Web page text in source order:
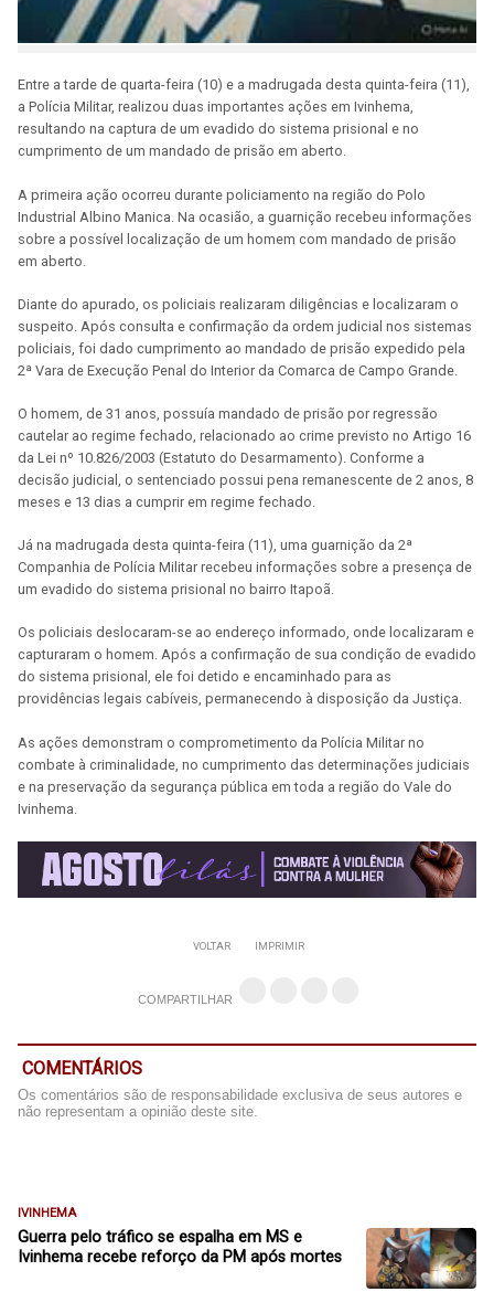
Entre a tarde de quarta-feira (10) e a madrugada desta quinta-feira (11),
a Polícia Militar, realizou duas importantes ações em Ivinhema,
resultando na captura de um evadido do sistema prisional e no
cumprimento de um mandado de prisão em aberto.
A primeira ação ocorreu durante policiamento na região do Polo
Industrial Albino Manica. Na ocasião, a guarnição recebeu informações
sobre a possível localização de um homem com mandado de prisão
em aberto.
Diante do apurado, os policiais realizaram diligências e localizaram o
suspeito. Após consulta e confirmação da ordem judicial nos sistemas
policiais, foi dado cumprimento ao mandado de prisão expedido pela
2ª Vara de Execução Penal do Interior da Comarca de Campo Grande.
O homem, de 31 anos, possuía mandado de prisão por regressão
cautelar ao regime fechado, relacionado ao crime previsto no Artigo 16
da Lei nº 10.826/2003 (Estatuto do Desarmamento). Conforme a
decisão judicial, o sentenciado possui pena remanescente de 2 anos, 8
meses e 13 dias a cumprir em regime fechado.
Já na madrugada desta quinta-feira (11), uma guarnição da 2ª
Companhia de Polícia Militar recebeu informações sobre a presença de
um evadido do sistema prisional no bairro Itapoã.
Os policiais deslocaram-se ao endereço informado, onde localizaram e
capturaram o homem. Após a confirmação de sua condição de evadido
do sistema prisional, ele foi detido e encaminhado para as
providências legais cabíveis, permanecendo à disposição da Justiça.
As ações demonstram o comprometimento da Polícia Militar no
combate à criminalidade, no cumprimento das determinações judiciais
e na preservação da segurança pública em toda a região do Vale do
Ivinhema.
VOLTAR IMPRIMIR
COMPARTILHAR
COMENTÁRIOS
Os comentários são de responsabilidade exclusiva de seus autores e
não representam a opinião deste site.
IVINHEMA
Guerra pelo tráfico se espalha em MS e
Ivinhema recebe reforço da PM após mortes